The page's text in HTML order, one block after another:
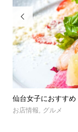

仙台女子におすす
お店情報 グルメ